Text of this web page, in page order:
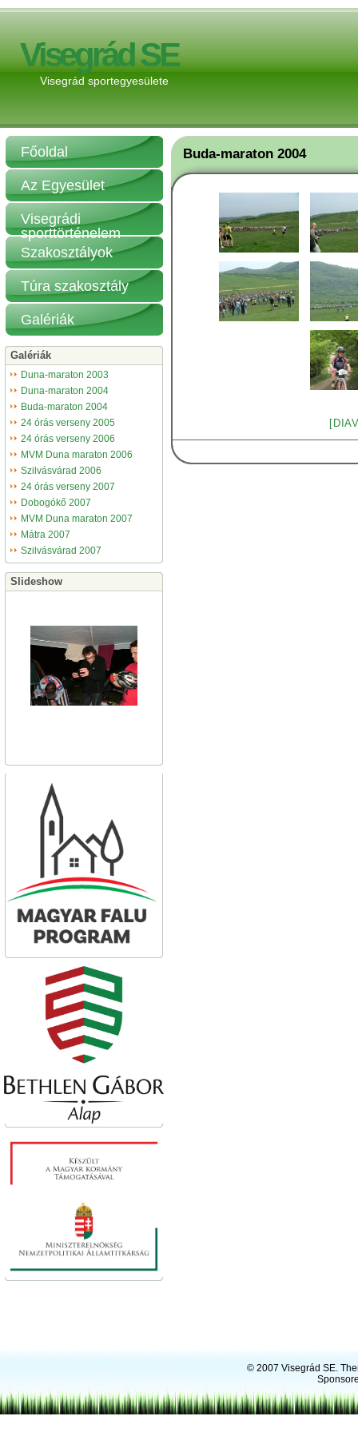
Visegrád SE
Visegrád sportegyesülete
Buda-maraton 2004
Főoldal
Az Egyesület
Visegrádi
sporttörténelem
Szakosztályok
Túra szakosztály
Galériák
Galériák
Duna-maraton 2003
Duna-maraton 2004
Buda-maraton 2004
24 órás verseny 2005
24 órás verseny 2006
MVM Duna maraton 2006
Szilvásvárad 2006
24 órás verseny 2007
Dobogókő 2007
MVM Duna maraton 2007
Mátra 2007
Szilvásvárad 2007
Slideshow
© 2007 Visegrád SE.